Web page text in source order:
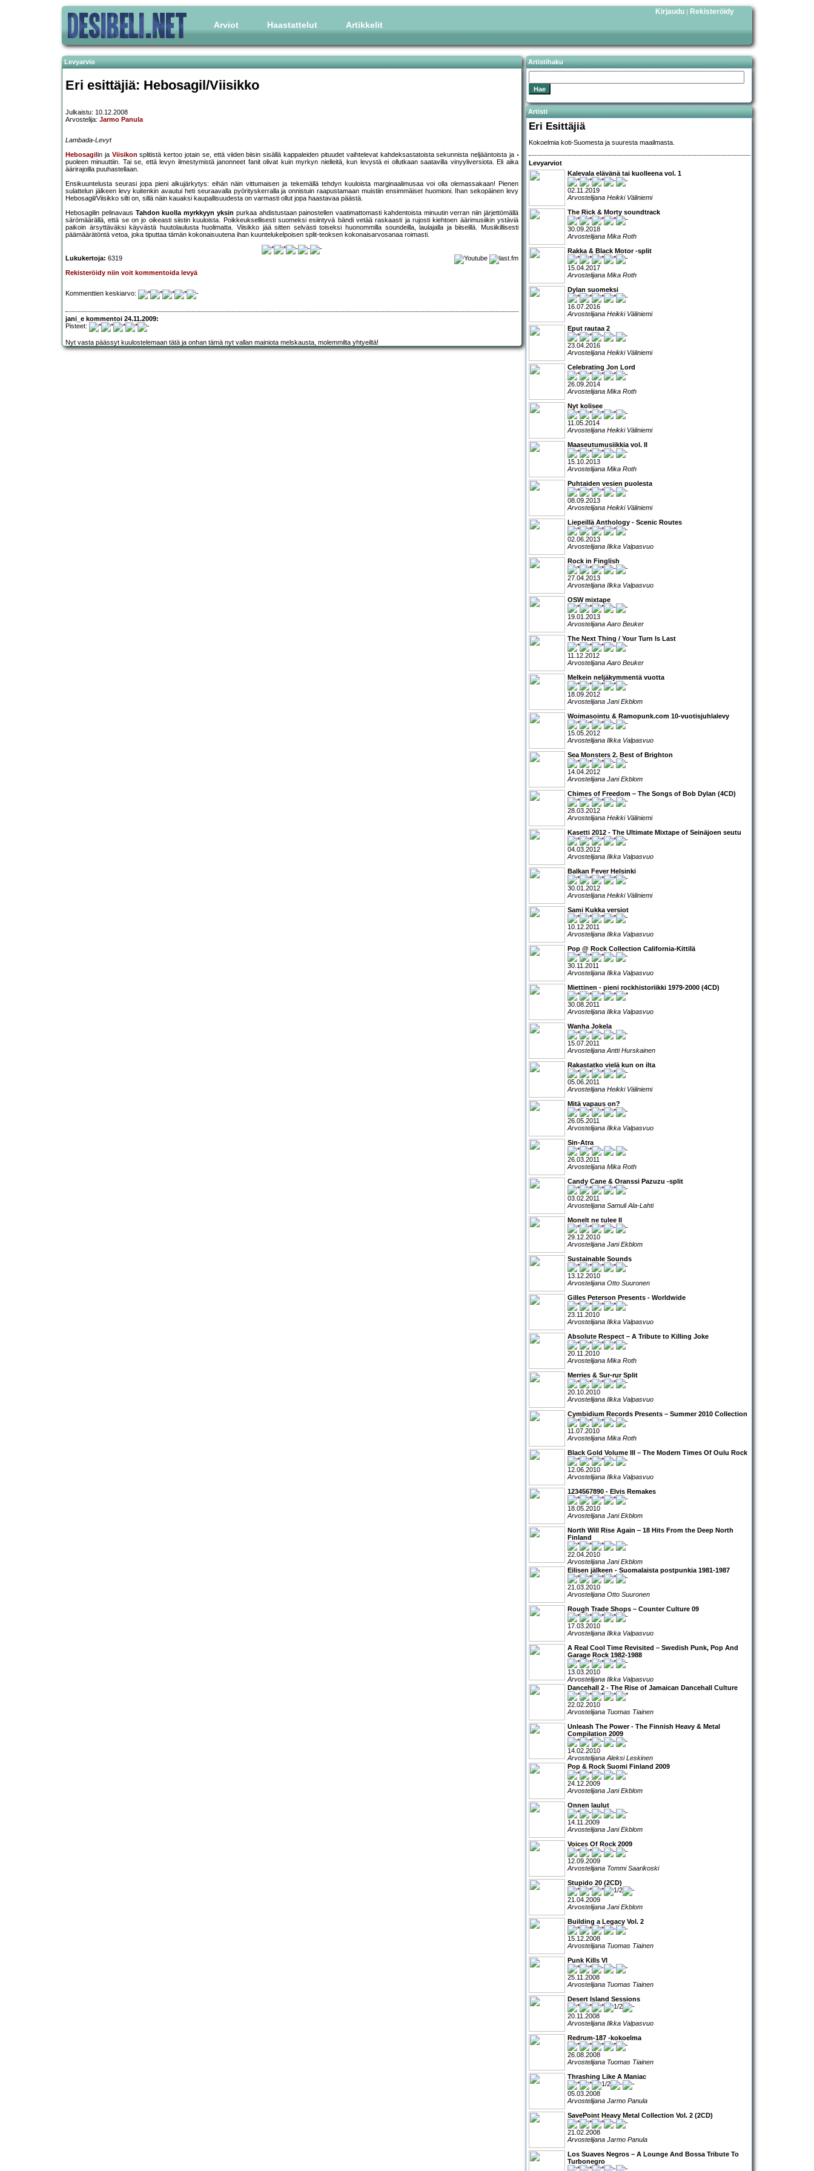
Arviot Haastattelut Artikkelit
Kirjaudu | Rekisteröidy
Levyarvio
Eri esittäjiä: Hebosagil/Viisikko
Julkaistu: 10.12.2008
Arvostelija: Jarmo Panula
Lambada-Levyt
Hebosagil in ja Viisikon splitistä kertoo jotain se, että viiden biisin sisällä kappaleiden pituudet vaihtelevat kahdeksastatoista sekunnista neljääntoista ja
puoleen minuuttiin. Tai se, että levyn ilmestymistä janonneet fanit olivat kuin myrkyn nielleitä, kun levystä ei ollutkaan saatavilla vinyyliversiota. Eli aika
äärirajoilla puuhastellaan.
Ensikuuntelusta seurasi jopa pieni alkujärkytys: eihän näin vittumaisen ja tekemällä tehdyn kuuloista marginaalimusaa voi olla olemassakaan! Pienen
sulattelun jälkeen levy kuitenkin avautui heti seuraavalla pyörityskerralla ja onnistuin raapustamaan muistiin ensimmäiset huomioni. Ihan sekopäinen levy
Hebosagil/Viisikko silti on, sillä näin kauaksi kaupallisuudesta on varmasti ollut jopa haastavaa päästä.
Hebosagilin pelinavaus Tahdon kuolla myrkkyyn yksin purkaa ahdistustaan painostellen vaatimattomasti kahdentoista minuutin verran niin järjettömällä
särömäärällä, että se on jo oikeasti siistin kuuloista. Poikkeuksellisesti suomeksi esiintyvä bändi vetää raskaasti ja rujosti kiehtoen äärimusiikin ystäviä
paikoin ärsyttäväksi käyvästä huutolaulusta huolimatta. Viisikko jää sitten selvästi toiseksi huonommilla soundeilla, laulajalla ja biiseillä. Musiikillisesti
päämäärätöntä vetoa, joka tiputtaa tämän kokonaisuutena ihan kuuntelukelpoisen split-teoksen kokonaisarvosanaa roimasti.
Lukukertoja: 6319
Rekisteröidy niin voit kommentoida levyä
Kommenttien keskiarvo:
jani_e kommentoi 24.11.2009:
Pisteet:
Nyt vasta päässyt kuulostelemaan tätä ja onhan tämä nyt vallan mainiota melskausta, molemmilta yhtyeiltä!
Artistihaku
Artisti
Eri Esittäjiä
Kokoelmia koti-Suomesta ja suuresta maailmasta.
Levyarviot
Kalevala elävänä tai kuolleena vol. 1
02.11.2019
Arvostelijana Heikki Väliniemi
The Rick & Morty soundtrack
30.09.2018
Arvostelijana Mika Roth
Rakka & Black Motor -split
15.04.2017
Arvostelijana Mika Roth
Dylan suomeksi
16.07.2016
Arvostelijana Heikki Väliniemi
Eput rautaa 2
23.04.2016
Arvostelijana Heikki Väliniemi
Celebrating Jon Lord
26.09.2014
Arvostelijana Mika Roth
Nyt kolisee
11.05.2014
Arvostelijana Heikki Väliniemi
Maaseutumusiikkia vol. II
15.10.2013
Arvostelijana Mika Roth
Puhtaiden vesien puolesta
08.09.2013
Arvostelijana Heikki Väliniemi
Liepeillä Anthology - Scenic Routes
02.06.2013
Arvostelijana Ilkka Valpasvuo
Rock in Finglish
27.04.2013
Arvostelijana Ilkka Valpasvuo
OSW mixtape
19.01.2013
Arvostelijana Aaro Beuker
The Next Thing / Your Turn Is Last
11.12.2012
Arvostelijana Aaro Beuker
Melkein neljäkymmentä vuotta
18.09.2012
Arvostelijana Jani Ekblom
Woimasointu & Ramopunk.com 10-vuotisjuhlalevy
15.05.2012
Arvostelijana Ilkka Valpasvuo
Sea Monsters 2. Best of Brighton
14.04.2012
Arvostelijana Jani Ekblom
Chimes of Freedom – The Songs of Bob Dylan (4CD)
28.03.2012
Arvostelijana Heikki Väliniemi
Kasetti 2012 - The Ultimate Mixtape of Seinäjoen seutu
04.03.2012
Arvostelijana Ilkka Valpasvuo
Balkan Fever Helsinki
30.01.2012
Arvostelijana Heikki Väliniemi
Sami Kukka versiot
10.12.2011
Arvostelijana Ilkka Valpasvuo
Pop @ Rock Collection California-Kittilä
30.11.2011
Arvostelijana Ilkka Valpasvuo
Miettinen - pieni rockhistoriikki 1979-2000 (4CD)
30.08.2011
Arvostelijana Ilkka Valpasvuo
Wanha Jokela
15.07.2011
Arvostelijana Antti Hurskainen
Rakastatko vielä kun on ilta
05.06.2011
Arvostelijana Heikki Väliniemi
Mitä vapaus on?
26.05.2011
Arvostelijana Ilkka Valpasvuo
Sin-Atra
26.03.2011
Arvostelijana Mika Roth
Candy Cane & Oranssi Pazuzu -split
03.02.2011
Arvostelijana Samuli Ala-Lahti
Monelt ne tulee II
29.12.2010
Arvostelijana Jani Ekblom
Sustainable Sounds
13.12.2010
Arvostelijana Otto Suuronen
Gilles Peterson Presents - Worldwide
23.11.2010
Arvostelijana Ilkka Valpasvuo
Absolute Respect – A Tribute to Killing Joke
20.11.2010
Arvostelijana Mika Roth
Merries & Sur-rur Split
20.10.2010
Arvostelijana Ilkka Valpasvuo
Cymbidium Records Presents – Summer 2010 Collection
11.07.2010
Arvostelijana Mika Roth
Black Gold Volume III – The Modern Times Of Oulu Rock
12.06.2010
Arvostelijana Ilkka Valpasvuo
1234567890 - Elvis Remakes
18.05.2010
Arvostelijana Jani Ekblom
North Will Rise Again ‒ 18 Hits From the Deep North
Finland
22.04.2010
Arvostelijana Jani Ekblom
Eilisen jälkeen - Suomalaista postpunkia 1981-1987
21.03.2010
Arvostelijana Otto Suuronen
Rough Trade Shops – Counter Culture 09
17.03.2010
Arvostelijana Ilkka Valpasvuo
A Real Cool Time Revisited – Swedish Punk, Pop And
Garage Rock 1982-1988
13.03.2010
Arvostelijana Ilkka Valpasvuo
Dancehall 2 - The Rise of Jamaican Dancehall Culture
22.02.2010
Arvostelijana Tuomas Tiainen
Unleash The Power - The Finnish Heavy & Metal
Compilation 2009
14.02.2010
Arvostelijana Aleksi Leskinen
Pop & Rock Suomi Finland 2009
24.12.2009
Arvostelijana Jani Ekblom
Onnen laulut
14.11.2009
Arvostelijana Jani Ekblom
Voices Of Rock 2009
12.09.2009
Arvostelijana Tommi Saarikoski
Stupido 20 (2CD)
21.04.2009
Arvostelijana Jani Ekblom
Building a Legacy Vol. 2
15.12.2008
Arvostelijana Tuomas Tiainen
Punk Kills VI
25.11.2008
Arvostelijana Tuomas Tiainen
Desert Island Sessions
20.11.2008
Arvostelijana Ilkka Valpasvuo
Redrum-187 -kokoelma
26.08.2008
Arvostelijana Tuomas Tiainen
Thrashing Like A Maniac
05.03.2008
Arvostelijana Jarmo Panula
SavePoint Heavy Metal Collection Vol. 2 (2CD)
21.02.2008
Arvostelijana Jarmo Panula
Los Suaves Negros – A Lounge And Bossa Tribute To
Turbonegro